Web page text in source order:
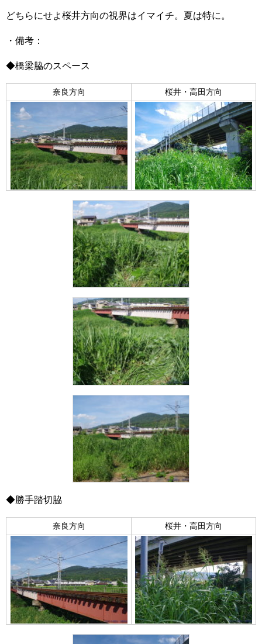
どちらにせよ桜井方向の視界はイマイチ。夏は特に。
・備考：
◆橋梁脇のスペース
奈良方向 桜井・高田方向
◆勝手踏切脇
奈良方向 桜井・高田方向